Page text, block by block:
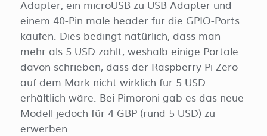
Adapter, ein microUSB zu USB Adapter und
einem 40-Pin male header für die GPIO-Ports
kaufen. Dies bedingt natürlich, dass man
mehr als 5 USD zahlt, weshalb einige Portale
davon schrieben, dass der Raspberry Pi Zero
auf dem Mark nicht wirklich für 5 USD
erhältlich wäre. Bei Pimoroni gab es das neue
Modell jedoch für 4 GBP (rund 5 USD) zu
erwerben.